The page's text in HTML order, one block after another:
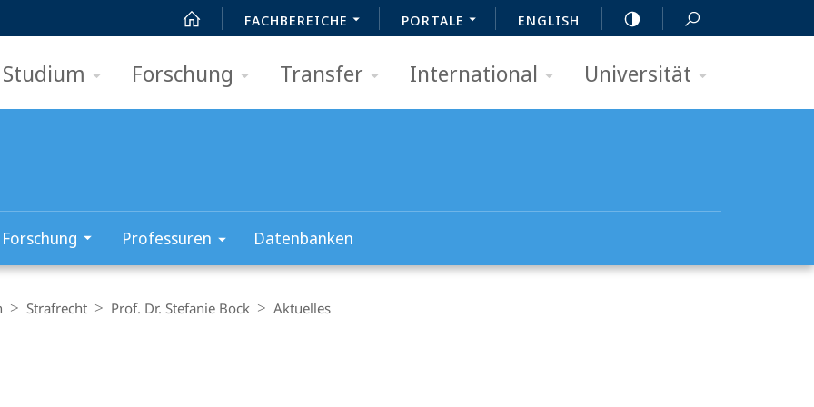
FACHBEREICHE PORTALE ENGLISH
Studium Forschung Transfer International Universität
Forschung Professuren Datenbanken
Strafrecht Prof. Dr. Stefanie Bock Aktuelles